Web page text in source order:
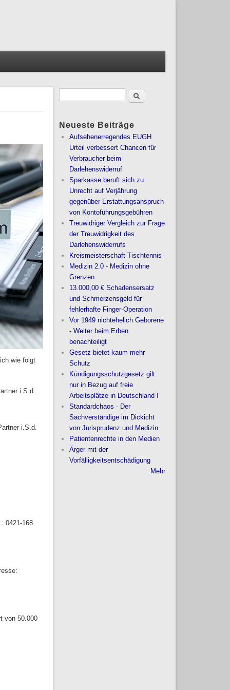
wie folgt
i.S.d.
i.S.d.
0421-168
von 50.000
Suchformular
Suche
Neueste Beiträge
Aufsehenerregendes EUGH
Urteil verbessert Chancen für
Verbraucher beim
Darlehenswiderruf
Sparkasse beruft sich zu
Unrecht auf Verjährung
gegenüber Erstattungsanspruch
von Kontoführungsgebühren
Treuwidriger Vergleich zur Frage
der Treuwidrigkeit des
Darlehenswiderrufs
Kreismeisterschaft Tischtennis
Medizin 2.0 - Medizin ohne
Grenzen
13.000,00 € Schadensersatz
und Schmerzensgeld für
fehlerhafte Finger-Operation
Vor 1949 nichtehelich Geborene
- Weiter beim Erben
benachteiligt
Gesetz bietet kaum mehr
Schutz
Kündigungsschutzgesetz gilt
nur in Bezug auf freie
Arbeitsplätze in Deutschland !
Standardchaos - Der
Sachverständige im Dickicht
von Jurisprudenz und Medizin
Patientenrechte in den Medien
Ärger mit der
Vorfälligkeitsentschädigung
Mehr